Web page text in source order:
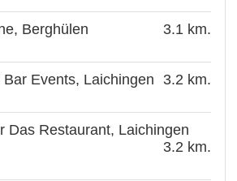
Berghülen 3.1 km.
Events, Laichingen 3.2 km.
Das Restaurant, Laichingen
3.2 km.